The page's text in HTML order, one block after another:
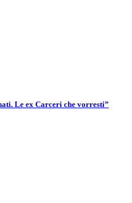
Le ex Carceri che vorresti”